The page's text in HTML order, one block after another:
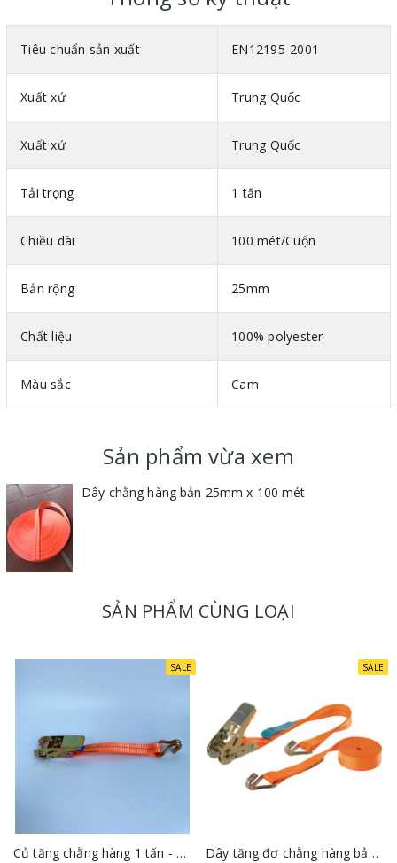
Tiêu chuẩn sản xuất EN12195-2001
Xuất xứ Trung Quốc
Xuất xứ Trung Quốc
Tải trọng 1 tấn
Chiều dài 100 mét/Cuộn
Bản rộng 25mm
Chất liệu 100% polyester
Màu sắc Cam
Sản phẩm vừa xem
Dây chằng hàng bản 25mm x 100 mét
SẢN PHẨM CÙNG LOẠI
SALE
Củ tăng chằng hàng 1 tấn - 25mm
SALE
Dây tăng đơ chằng hàng bản 25mm dài 2 mét